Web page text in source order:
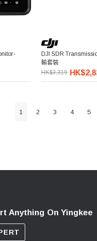
DJI SDR
輸套裝
HK$3,319
1 2 3 4 5
Anything On Yingkee